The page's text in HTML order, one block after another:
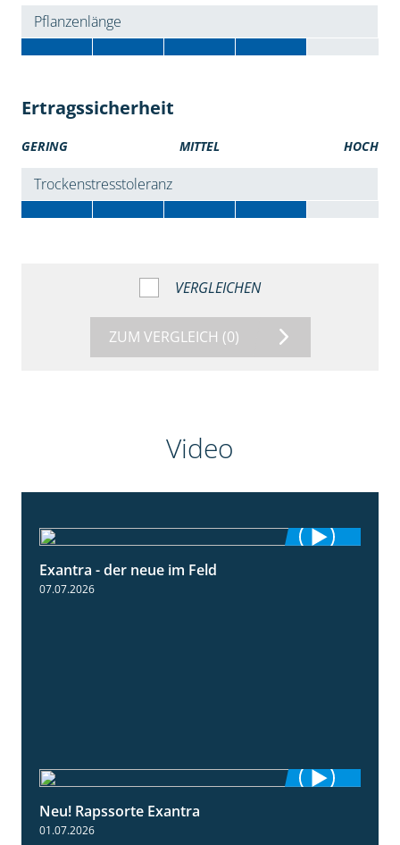
Pflanzenlänge
Ertragssicherheit
GERING MITTEL HOCH
Trockenstresstoleranz
VERGLEICHEN
ZUM VERGLEICH (0)
Video
Exantra - der neue im Feld
07.07.2026
Neu! Rapssorte Exantra
01.07.2026